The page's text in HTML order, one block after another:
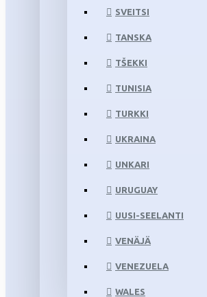
SVEITSI
TANSKA
TŠEKKI
TUNISIA
TURKKI
UKRAINA
UNKARI
URUGUAY
UUSI-SEELANTI
VENÄJÄ
VENEZUELA
WALES